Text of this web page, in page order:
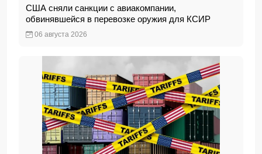
США сняли санкции с авиакомпании,
обвинявшейся в перевозке оружия для КСИР
06 августа 2026